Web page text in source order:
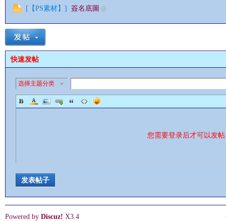
[ 【PS素材】 ] 簽名底圖
快速发帖
选择主题分类
您需要登录后才可以发
发表帖子
Powered by Discuz! X3.4